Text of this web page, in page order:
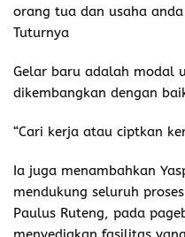
orang tua dan usaha
Tuturnya
Gelar baru adalah modal
dikembangkan dengan
“Cari kerja atau ciptkan
Ia juga menambahkan
mendukung seluruh
Paulus Ruteng, pada